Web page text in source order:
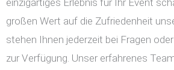
einzigartiges Erlebnis für Ihr Event
großen Wert auf die Zufriedenheit
stehen Ihnen jederzeit bei Fragen
zur Verfügung. Unser erfahrenes